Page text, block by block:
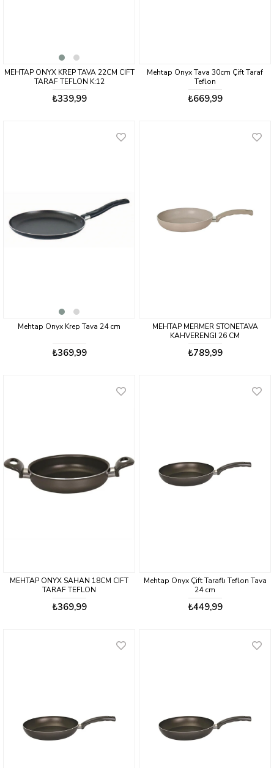
MEHTAP ONYX KREP TAVA 22CM CIFT
TARAF TEFLON K:12
₺339,99
Mehtap Onyx Tava 30cm Çift Taraf
Teflon
₺669,99
Mehtap Onyx Krep Tava 24 cm
₺369,99
MEHTAP MERMER STONETAVA
KAHVERENGI 26 CM
₺789,99
MEHTAP ONYX SAHAN 18CM CIFT
TARAF TEFLON
₺369,99
Mehtap Onyx Çift Taraflı Teflon Tava
24 cm
₺449,99